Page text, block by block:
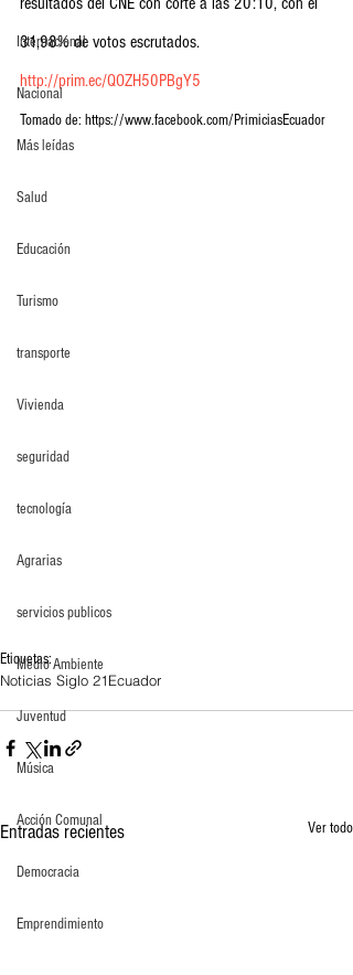
Internacional
Nacional
Más leídas
Salud
Educación
Turismo
transporte
Vivienda
seguridad
tecnología
Agrarias
servicios publicos
Medio Ambiente
Juventud
Música
Acción Comunal
Democracia
Emprendimiento
31,98% de votos escrutados.
http://prim.ec/QOZH50PBgY5
Tomado de: https://www.facebook.com/PrimiciasEcuador
Etiquetas:
Noticias Siglo 21Ecuador
Entradas recientes Ver todo